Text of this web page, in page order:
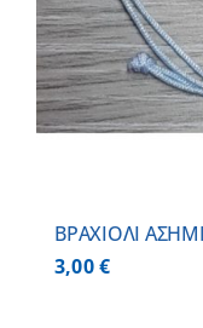
BΡΑΧΙΟΛΙ
3,00€